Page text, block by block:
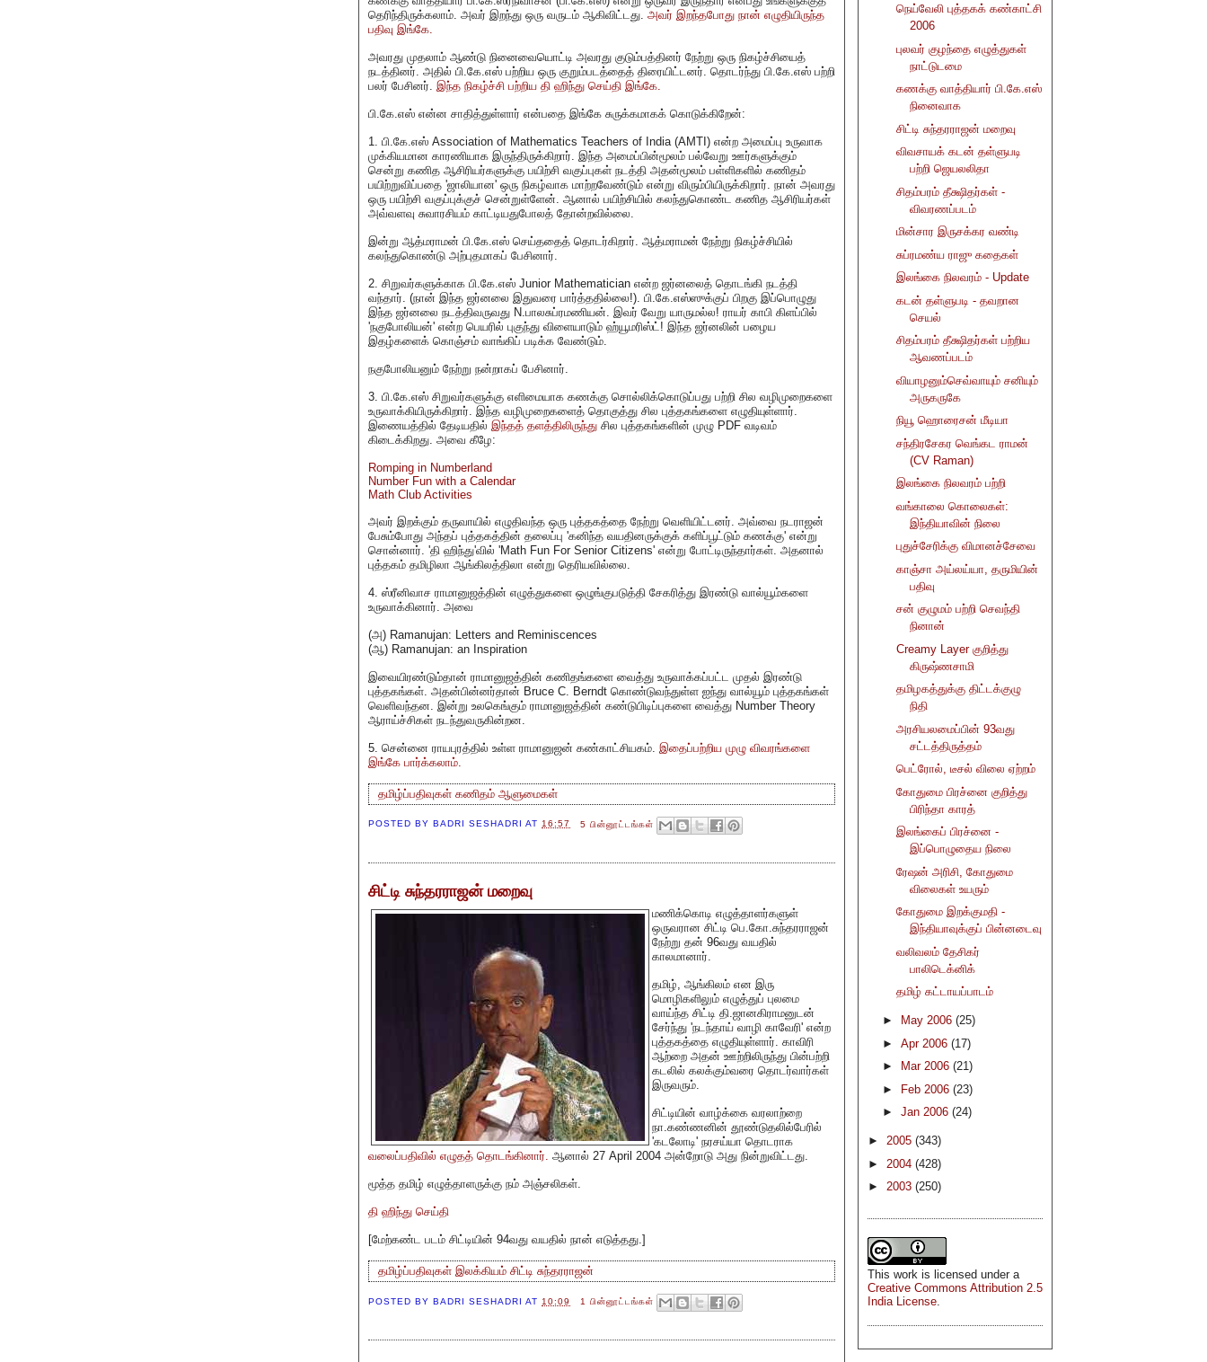
தெரிந்திருக்கலாம். அவர் இறந்து ஒரு வருடம் ஆகிவிட்டது. அவர் இறந்தபோது நான் எழுதியிருந்த
பதிவு இங்கே.
அவரது முதலாம் ஆண்டு நினைவையொட்டி அவரது குடும்பத்தினர் நேற்று ஒரு நிகழ்ச்சியைத்
நடத்தினர். அதில் பி.கே.எஸ் பற்றிய ஒரு குறும்படத்தைத் திரையிட்டனர். தொடர்ந்து பி.கே.எஸ் பற்றி
பலர் பேசினர். இந்த நிகழ்ச்சி பற்றிய தி ஹிந்து செய்தி இங்கே.
பி.கே.எஸ் என்ன சாதித்துள்ளார் என்பதை இங்கே சுருக்கமாகக் கொடுக்கிறேன்:
1. பி.கே.எஸ் Association of Mathematics Teachers of India (AMTI) என்ற அமைப்பு உருவாக
முக்கியமான காரணியாக இருந்திருக்கிறார். இந்த அமைப்பின்மூலம் பல்வேறு ஊர்களுக்கும்
சென்று கணித ஆசிரியர்களுக்கு பயிற்சி வகுப்புகள் நடத்தி அதன்மூலம் பள்ளிகளில் கணிதம்
பயிற்றுவிப்பதை 'ஜாலியான' ஒரு நிகழ்வாக மாற்றவேண்டும் என்று விரும்பியிருக்கிறார். நான் அவரது
ஒரு பயிற்சி வகுப்புக்குச் சென்றுள்ளேன். ஆனால் பயிற்சியில் கலந்துகொண்ட கணித ஆசிரியர்கள்
அவ்வளவு சுவாரசியம் காட்டியதுபோலத் தோன்றவில்லை.
இன்று ஆத்மராமன் பி.கே.எஸ் செய்ததைத் தொடர்கிறார். ஆத்மராமன் நேற்று நிகழ்ச்சியில்
கலந்துகொண்டு அற்புதமாகப் பேசினார்.
2. சிறுவர்களுக்காக பி.கே.எஸ் Junior Mathematician என்ற ஜர்னலைத் தொடங்கி நடத்தி
வந்தார். (நான் இந்த ஜர்னலை இதுவரை பார்த்ததில்லை!). பி.கே.எஸ்ஸுக்குப் பிறகு இப்பொழுது
இந்த ஜர்னலை நடத்திவருவது N.பாலசுப்ரமணியன். இவர் வேறு யாருமல்ல! ராயர் காபி கிளப்பில்
'நகுபோலியன்' என்ற பெயரில் புகுந்து விளையாடும் ஹ்யூமரிஸ்ட்! இந்த ஜர்னலின் பழைய
இதழ்களைக் கொஞ்சம் வாங்கிப் படிக்க வேண்டும்.
நகுபோலியனும் நேற்று நன்றாகப் பேசினார்.
3. பி.கே.எஸ் சிறுவர்களுக்கு எளிமையாக கணக்கு சொல்லிக்கொடுப்பது பற்றி சில வழிமுறைகளை
உருவாக்கியிருக்கிறார். இந்த வழிமுறைகளைத் தொகுத்து சில புத்தகங்களை எழுதியுள்ளார்.
இணையத்தில் தேடியதில் இந்தத் தளத்திலிருந்து சில புத்தகங்களின் முழு PDF வடிவம்
கிடைக்கிறது. அவை கீழே:
Romping in Numberland
Number Fun with a Calendar
Math Club Activities
அவர் இறக்கும் தருவாயில் எழுதிவந்த ஒரு புத்தகத்தை நேற்று வெளியிட்டனர். அவ்வை நடராஜன்
பேசும்போது அந்தப் புத்தகத்தின் தலைப்பு 'கனிந்த வயதினருக்குக் களிப்பூட்டும் கணக்கு' என்று
சொன்னார். 'தி ஹிந்து'வில் 'Math Fun For Senior Citizens' என்று போட்டிருந்தார்கள். அதனால்
புத்தகம் தமிழிலா ஆங்கிலத்திலா என்று தெரியவில்லை.
4. ஸ்ரீனிவாச ராமானுஜத்தின் எழுத்துகளை ஒழுங்குபடுத்தி சேகரித்து இரண்டு வால்யூம்களை
உருவாக்கினார். அவை
(அ) Ramanujan: Letters and Reminiscences
(ஆ) Ramanujan: an Inspiration
இவையிரண்டும்தான் ராமானுஜத்தின் கணிதங்களை வைத்து உருவாக்கப்பட்ட முதல் இரண்டு
புத்தகங்கள். அதன்பின்னர்தான் Bruce C. Berndt கொண்டுவந்துள்ள ஐந்து வால்யூம் புத்தகங்கள்
வெளிவந்தன. இன்று உலகெங்கும் ராமானுஜத்தின் கண்டுபிடிப்புகளை வைத்து Number Theory
ஆராய்ச்சிகள் நடந்துவருகின்றன.
5. சென்னை ராயபுரத்தில் உள்ள ராமானுஜன் கண்காட்சியகம். இதைப்பற்றிய முழு விவரங்களை
இங்கே பார்க்கலாம்.
தமிழ்ப்பதிவுகள் கணிதம் ஆளுமைகள்
POSTED BY BADRI SESHADRI AT16:57 5 பின்னூட்டங்கள்
சிட்டி சுந்தரராஜன் மறைவு
மணிக்கொடி எழுத்தாளர்களுள்
ஒருவரான சிட்டி பெ.கோ.சுந்தரராஜன்
நேற்று தன் 96வது வயதில்
காலமானார்.
தமிழ், ஆங்கிலம் என இரு
மொழிகளிலும் எழுத்துப் புலமை
வாய்ந்த சிட்டி தி.ஜானகிராமனுடன்
சேர்ந்து 'நடந்தாய் வாழி காவேரி' என்ற
புத்தகத்தை எழுதியுள்ளார். காவிரி
ஆற்றை அதன் ஊற்றிலிருந்து பின்பற்றி
கடலில் கலக்கும்வரை தொடர்வார்கள்
இருவரும்.
சிட்டியின் வாழ்க்கை வரலாற்றை
நா.கண்ணனின் தூண்டுதலில்பேரில்
'கடலோடி' நரசய்யா தொடராக
வலைப்பதிவில் எழுதத் தொடங்கினார். ஆனால் 27 April 2004 அன்றோடு அது நின்றுவிட்டது.
மூத்த தமிழ் எழுத்தாளருக்கு நம் அஞ்சலிகள்.
தி ஹிந்து செய்தி
[மேற்கண்ட படம் சிட்டியின் 94வது வயதில் நான் எடுத்தது.]
தமிழ்ப்பதிவுகள் இலக்கியம் சிட்டி சுந்தரராஜன்
POSTED BYBADRI SESHADRI AT 10:09 1 பின்னூட்டங்கள்
நெய்வேலி புத்தகக் கண்காட்சி
2006
புலவர் குழந்தை எழுத்துகள்
நாட்டுடமை
கணக்கு வாத்தியார் பி.கே.எஸ்
நினைவாக
சிட்டி சுந்தரராஜன் மறைவு
விவசாயக் கடன் தள்ளுபடி
பற்றி ஜெயலலிதா
சிதம்பரம் தீக்ஷிதர்கள் -
விவரணப்படம்
மின்சார இருசக்கர வண்டி
சுப்ரமண்ய ராஜு கதைகள்
இலங்கை நிலவரம் - Update
கடன் தள்ளுபடி - தவறான
செயல்
சிதம்பரம் தீக்ஷிதர்கள் பற்றிய
ஆவணப்படம்
வியாழனும்செவ்வாயும் சனியும்
அருகருகே
நியூ ஹொரைசன் மீடியா
சந்திரசேகர வெங்கட ராமன்
(CV Raman)
இலங்கை நிலவரம் பற்றி
வங்காலை கொலைகள்:
இந்தியாவின் நிலை
புதுச்சேரிக்கு விமானச்சேவை
காஞ்சா அய்லய்யா, தருமியின்
பதிவு
சன் குழுமம் பற்றி செவந்தி
நினான்
Creamy Layer குறித்து
கிருஷ்ணசாமி
தமிழகத்துக்கு திட்டக்குழு
நிதி
அரசியலமைப்பின் 93வது
சட்டத்திருத்தம்
பெட்ரோல், டீசல் விலை ஏற்றம்
கோதுமை பிரச்னை குறித்து
பிரிந்தா காரத்
இலங்கைப் பிரச்னை -
இப்பொழுதைய நிலை
ரேஷன் அரிசி, கோதுமை
விலைகள் உயரும்
கோதுமை இறக்குமதி -
இந்தியாவுக்குப் பின்னடைவு
வலிவலம் தேசிகர்
பாலிடெக்னிக்
தமிழ் கட்டாயப்பாடம்
► May 2006 (25)
► Apr 2006 (17)
►
Mar 2006 (21)
►
Feb 2006 (23)
► Jan 2006 (24)
► 2005 (343)
► 2004 (428)
► 2003 (250)
This work is licensed under a
Creative Commons Attribution 2.5
India License